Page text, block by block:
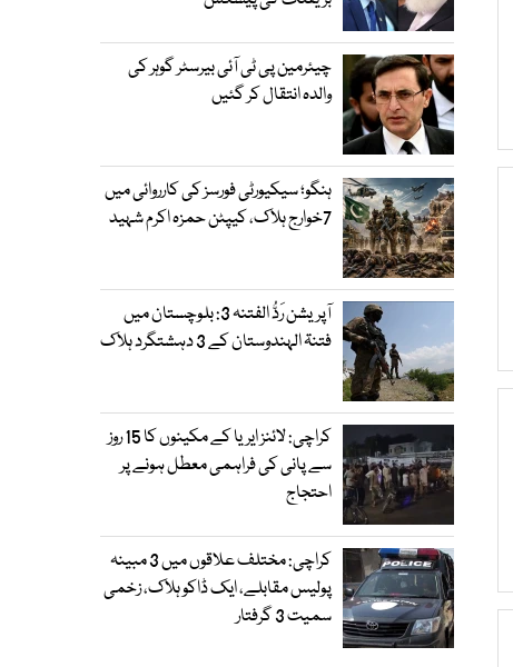
چیئرمین پی ٹی آئی بیرسٹر گوہر کی
والدہ انتقال کر گئیں
ہنگو؛ سیکیورٹی فورسز کی کارروائی میں
7خوارج ہلاک، کیپٹن حمزہ اکرم شہید
آپریشن رَدُّ الفتنہ 3: بلوچستان میں
فتنۃ الہندوستان کے 3 دہشتگرد ہلاک
کراچی: لائنز ایریا کے مکینوں کا 15 روز
سے پانی کی فراہمی معطل ہونے پر
احتجاج
کراچی: مختلف علاقوں میں 3 مبینہ
پولیس مقابلے، ایک ڈاکو ہلاک، زخمی
سمیت 3 گرفتار